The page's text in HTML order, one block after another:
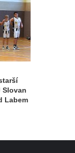
Slovan
Labem